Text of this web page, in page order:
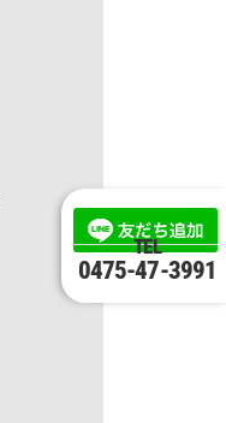
TEL
0475-47-3991